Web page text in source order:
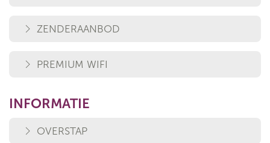
ZENDERAANBOD
PREMIUM WIFI
INFORMATIE
OVERSTAP